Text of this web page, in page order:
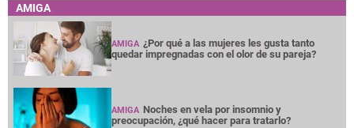
AMIGA
AMIGA ¿Por qué a las mujeres les gusta tanto
quedar impregnadas con el olor de su pareja?
AMIGA Noches en vela por insomnio y
preocupación, ¿qué hacer para tratarlo?